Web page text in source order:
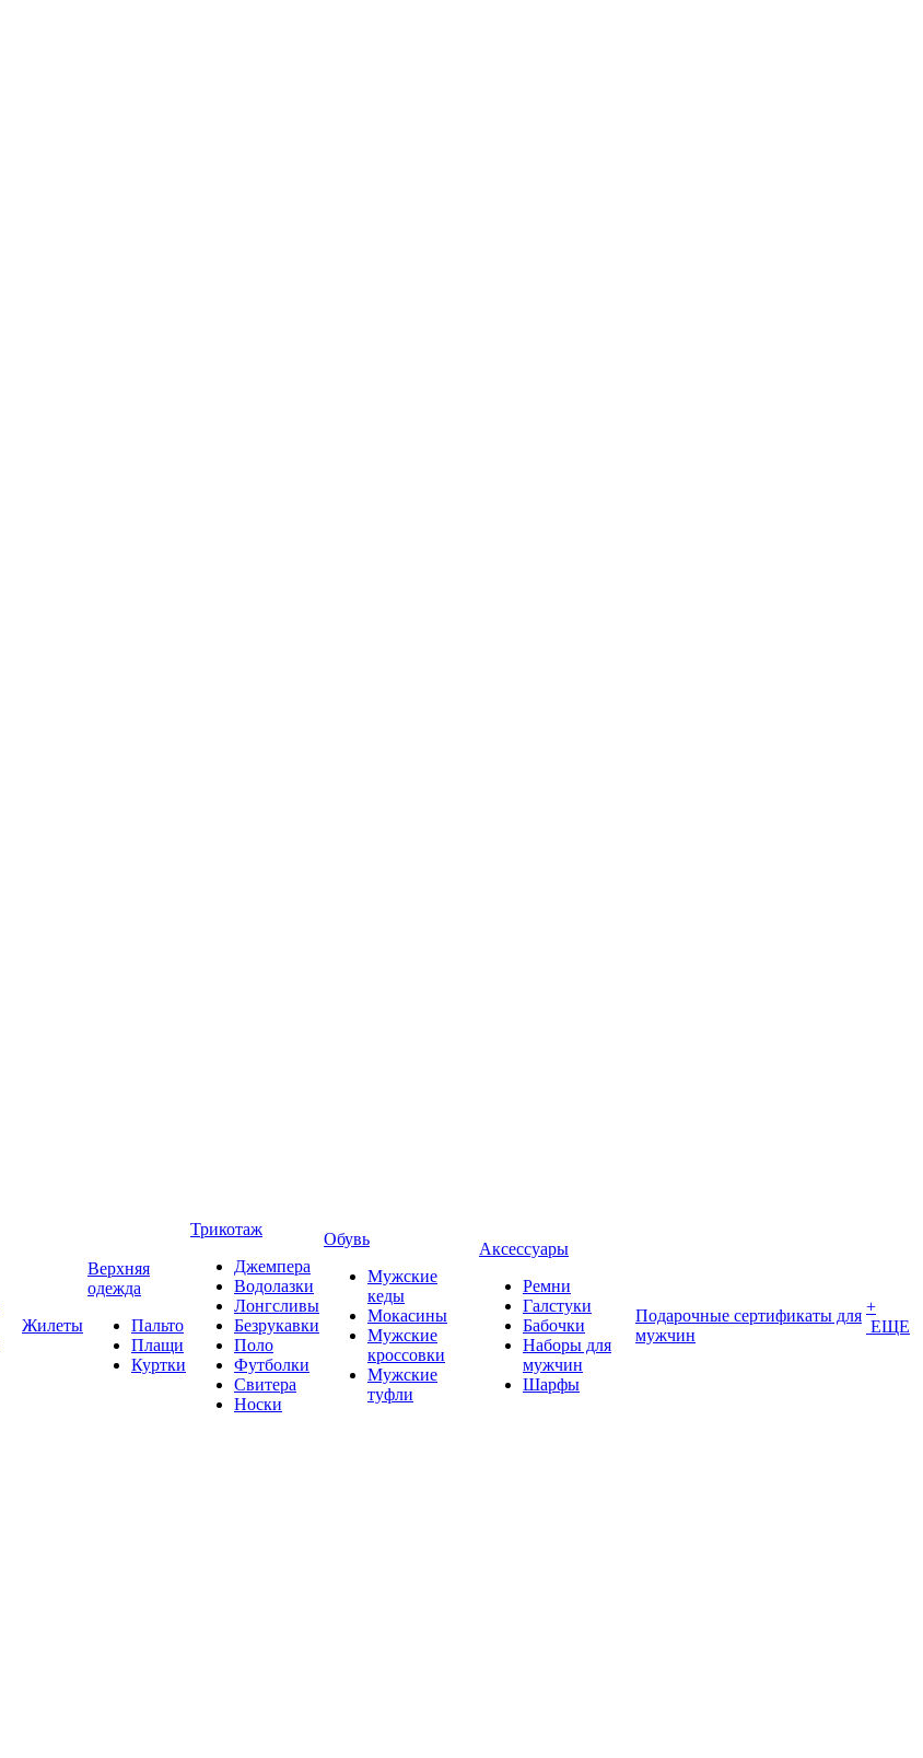
Жилеты
Верхняя
одежда
Пальто
Плащи
Куртки
Трикотаж
Джемпера
Водолазки
Лонгсливы
Безрукавки
Поло
Футболки
Свитера
Носки
Обувь
Мужские
кеды
Мокасины
Мужские
кроссовки
Мужские
туфли
Аксессуары
Ремни
Галстуки
Бабочки
Наборы для
мужчин
Шарфы
Подарочные сертификаты для
мужчин
+
ЕЩЕ